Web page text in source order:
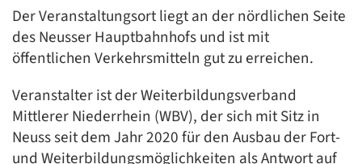
Der Veranstaltungsort liegt an der nördlichen Seite
des Neusser Hauptbahnhofs und ist mit
öffentlichen Verkehrsmitteln gut zu erreichen.
Veranstalter ist der Weiterbildungsverband
Mittlerer Niederrhein (WBV), der sich mit Sitz in
Neuss seit dem Jahr 2020 für den Ausbau der Fort-
und Weiterbildungsmöglichkeiten als Antwort auf